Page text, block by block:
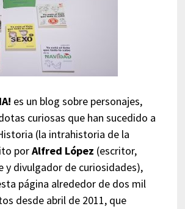
es un blog sobre personajes,
curiosas que han sucedido a
(la intrahistoria de la
porAlfred López (escritor,
y divulgador de curiosidades),
página alrededor de dos mil
desde abril de 2011, que